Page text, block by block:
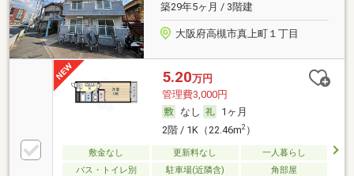
築29年5ヶ月 / 3階建
大阪府高槻市真上町１丁目
5.20万円
管理費3,000円
なし
1ヶ月
2階 / 1K（22.46m2）
敷金なし 更新料なし
一人暮らし
バス・トイレ別
駐車場(近隣含) 角部屋